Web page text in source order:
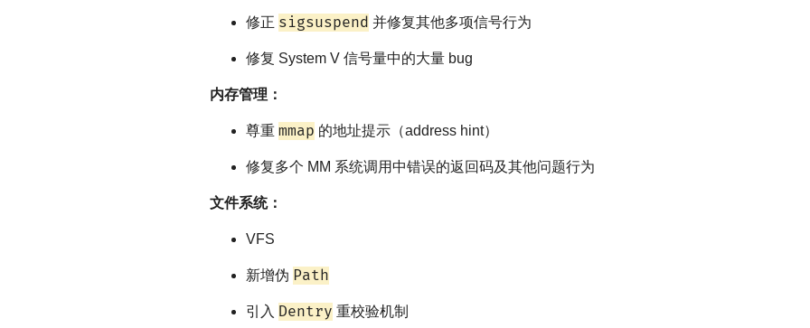
修正 sigsuspend 并修复其他多项信号行为
修复 System V 信号量中的大量 bug
内存管理：
尊重 mmap 的地址提示（address hint）
修复多个 MM 系统调用中错误的返回码及其他问题行为
文件系统：
VFS
新增伪 Path
引入 Dentry 重校验机制